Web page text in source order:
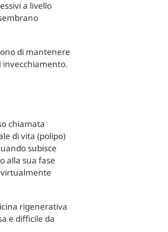
a livello
di mantenere
invecchiamento.
chiamata
di vita (polipo)
subisce
alla sua fase
virtualmente
rigenerativa
e difficile da